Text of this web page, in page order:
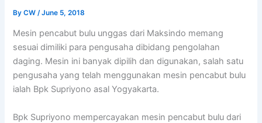
ByCW/June 5, 2018
Mesin pencabut bulu unggas dari Maksindo memang
sesuai dimiliki para pengusaha dibidang pengolahan
daging. Mesin ini banyak dipilih dan digunakan, salah satu
pengusaha yang telah menggunakan mesin pencabut bulu
ialah Bpk Supriyono asal Yogyakarta.
Bpk Supriyono mempercayakan mesin pencabut bulu dari